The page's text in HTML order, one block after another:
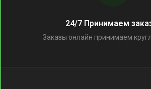
24/7 Принимаем
Заказы онлайн принимаем